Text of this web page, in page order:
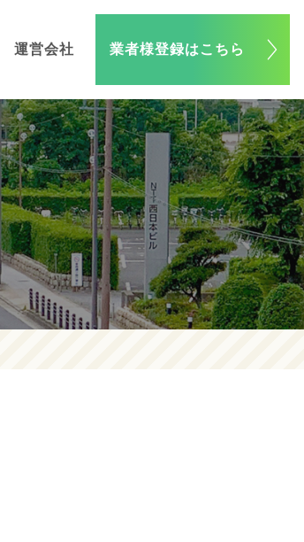
運営会社 業者様登録はこちら